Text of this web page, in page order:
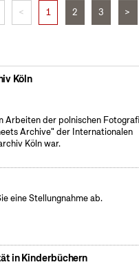
< 1 2 3 >
Köln
Arbeiten der polnischen
Archive" der Internationalen
Köln war.
eine Stellungnahme ab.
in Kinderbüchern